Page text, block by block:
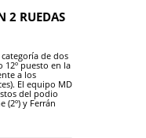
2 RUEDAS
de dos
12º puesto en la
a los
El equipo MD
del podio
(2º) y Ferrán